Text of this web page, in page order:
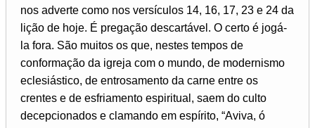
nos adverte como nos versículos 14, 16, 17, 23 e 24 da
lição de hoje. É pregação descartável. O certo é jogá-
la fora. São muitos os que, nestes tempos de
conformação da igreja com o mundo, de modernismo
eclesiástico, de entrosamento da carne entre os
crentes e de esfriamento espiritual, saem do culto
decepcionados e clamando em espírito, “Aviva, ó